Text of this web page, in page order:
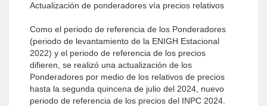
Actualización de ponderadores vía precios relativos
Como el periodo de referencia de los Ponderadores
(periodo de levantamiento de la ENIGH Estacional
2022) y el periodo de referencia de los precios
difieren, se realizó una actualización de los
Ponderadores por medio de los relativos de precios
hasta la segunda quincena de julio del 2024, nuevo
periodo de referencia de los precios del INPC 2024.